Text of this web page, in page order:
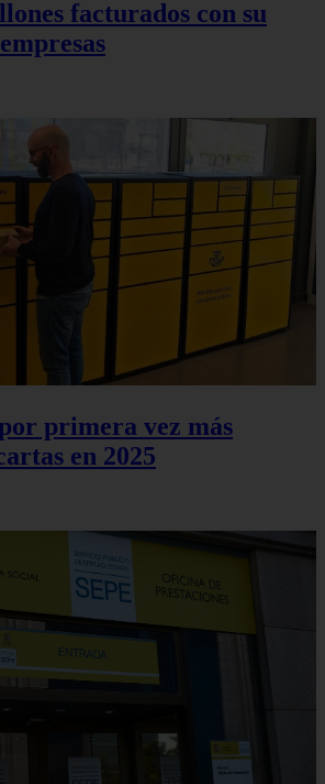
facturados con su
primera vez más
en 2025